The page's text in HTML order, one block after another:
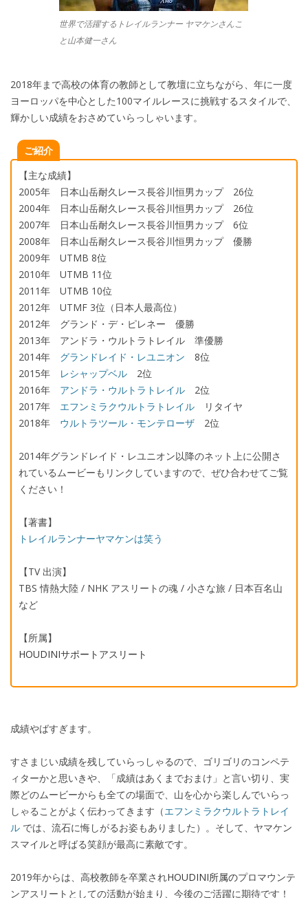
世界で活躍するトレイルランナー ヤマケンさんこ
と山本健一さん
2018年まで高校の体育の教師として教壇に立ちながら、年に一度
ヨーロッパを中心とした100マイルレースに挑戦するスタイルで、
輝かしい成績をおさめていらっしゃいます。
ご紹介
【主な成績】
2005年 日本山岳耐久レース長谷川恒男カップ 26位
2004年 日本山岳耐久レース長谷川恒男カップ 26位
2007年 日本山岳耐久レース長谷川恒男カップ 6位
2008年 日本山岳耐久レース長谷川恒男カップ 優勝
2009年 UTMB 8位
2010年 UTMB 11位
2011年 UTMB 10位
2012年 UTMF 3位（日本人最高位）
2012年 グランド・デ・ピレネー 優勝
2013年 アンドラ・ウルトラトレイル 準優勝
2014年 グランドレイド・レユニオン 8位
2015年 レシャップベル 2位
2016年 アンドラ・ウルトラトレイル 2位
2017年 エフンミラクウルトラトレイル リタイヤ
2018年 ウルトラツール・モンテローザ 2位
2014年グランドレイド・レユニオン以降のネット上に公開さ
れているムービーもリンクしていますので、ぜひ合わせてご覧
ください！
【著書】
トレイルランナーヤマケンは笑う
【TV 出演】
TBS 情熱大陸 / NHK アスリートの魂 / 小さな旅 / 日本百名山
など
【所属】
HOUDINIサポートアスリート
成績やばすぎます。
すさまじい成績を残していらっしゃるので、ゴリゴリのコンペテ
ィターかと思いきや、「成績はあくまでおまけ」と言い切り、実
際どのムービーからも全ての場面で、山を心から楽しんでいらっ
しゃることがよく伝わってきます（エフンミラクウルトラトレイ
ル では、流石に悔しがるお姿もありました）。そして、ヤマケン
スマイルと呼ばる笑顔が最高に素敵です。
2019年からは、高校教師を卒業されHOUDINI所属のプロマウンテ
ンアスリートとしての活動が始まり、今後のご活躍に期待です！